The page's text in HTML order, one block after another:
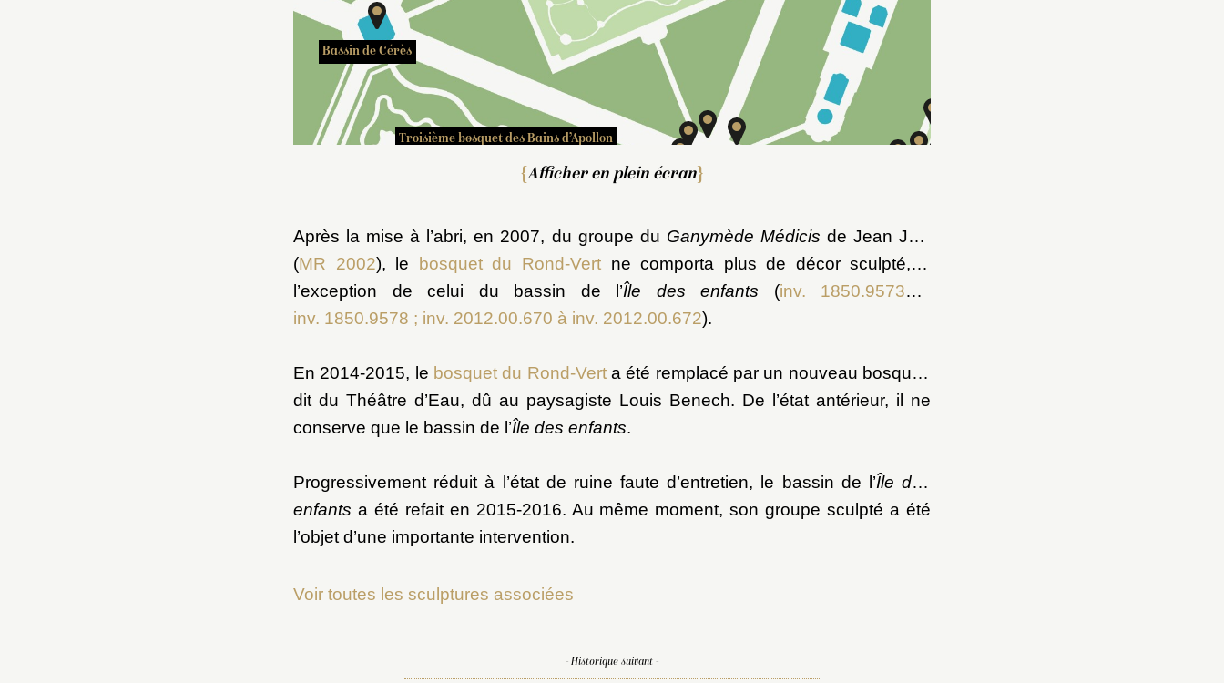
Bassin de Cérès
Bassins de Latone et des Lézards
Parterre de Latone
Troisième bosquet des Bains d’Apollon
Afficher en plein écran
Après la mise à l’abri, en 2007, du groupe du Ganymède Médicis de Jean Joly
(MR 2002), le bosquet du Rond-Vertne comporta plus de décor sculpté, à
l’exception de celui du bassin de l’Île des enfants (inv. 1850.9573 à
inv. 1850.9578 ; inv. 2012.00.670 à inv. 2012.00.672).
En 2014-2015, le bosquet du Rond-Verta été remplacé par un nouveau bosquet,
dit du Théâtre d’Eau, dû au paysagiste Louis Benech. De l’état antérieur, il ne
conserve que le bassin de l’Île des enfants.
Progressivement réduit à l’état de ruine faute d’entretien, le bassin de l’Île des
enfants a été refait en 2015-2016. Au même moment, son groupe sculpté a été
l’objet d’une importante intervention.
Voir toutes les sculptures associées
- Historique suivant -